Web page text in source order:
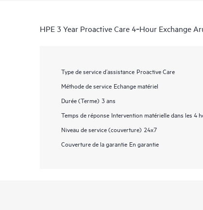
HPE 3 Year Proactive Care 4‑Hour Exchange
Type de service d’assistance Proactive Care
Méthode de service Echange matériel
Durée (Terme) 3 ans
Temps de réponse Intervention matérielle dans les 4
Niveau de service (couverture) 24x7
Couverture de la garantie En garantie